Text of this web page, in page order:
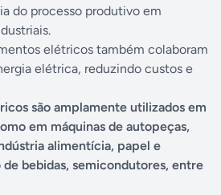
do processo produtivo em
elétricos também colaboram
elétrica, reduzindo custos e
são amplamente utilizados em
em máquinas de autopeças,
alimentícia, papel e
bebidas, semicondutores, entre